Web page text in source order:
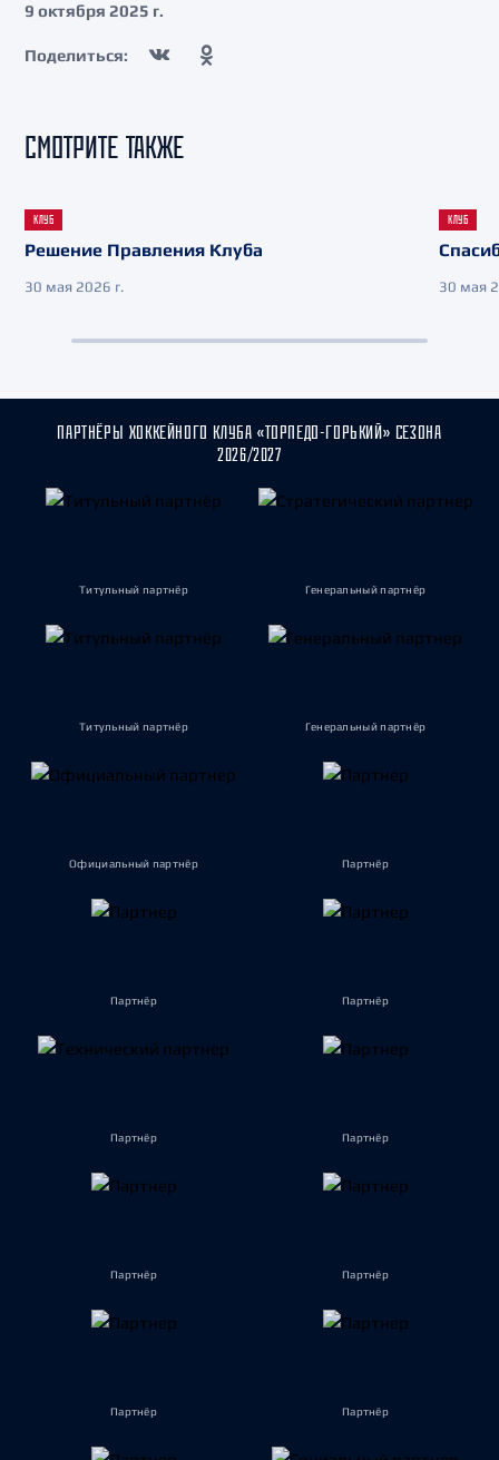
9 октября 2025 г.
Поделиться:
СМОТРИТЕ ТАКЖЕ
КЛУБ
Решение Правления Клуба
30 мая 2026 г.
КЛУБ
30 мая
ПАРТНЁРЫ ХОККЕЙНОГО КЛУБА «ТОРПЕДО-ГОРЬКИЙ» СЕЗОНА
2026/2027
Титульный партнёр Генеральный партнёр
Титульный партнёр Генеральный партнёр
Официальный партнёр Партнёр
Партнёр Партнёр
Партнёр Партнёр
Партнёр Партнёр
Партнёр Партнёр